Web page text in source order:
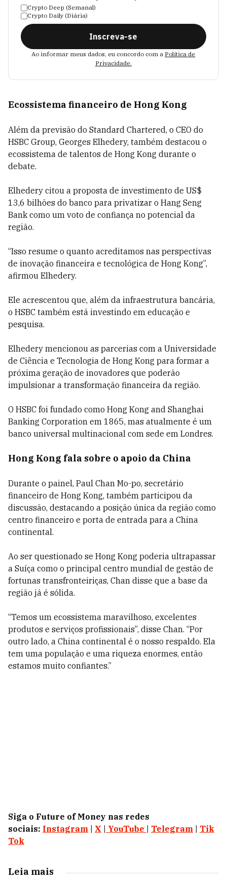
Crypto Deep (Semanal)
Crypto Daily (Diária)
Inscreva-se
Ao informar meus dados, eu concordo com a Política de
Privacidade.
Ecossistema financeiro de Hong Kong
Além da previsão do Standard Chartered, o CEO do
HSBC Group, Georges Elhedery, também destacou o
ecossistema de talentos de Hong Kong durante o
debate.
Elhedery citou a proposta de investimento de US$
13,6 bilhões do banco para privatizar o Hang Seng
Bank como um voto de confiança no potencial da
região.
“Isso resume o quanto acreditamos nas perspectivas
de inovação financeira e tecnológica de Hong Kong”,
afirmou Elhedery.
Ele acrescentou que, além da infraestrutura bancária,
o HSBC também está investindo em educação e
pesquisa.
Elhedery mencionou as parcerias com a Universidade
de Ciência e Tecnologia de Hong Kong para formar a
próxima geração de inovadores que poderão
impulsionar a transformação financeira da região.
O HSBC foi fundado como Hong Kong and Shanghai
Banking Corporation em 1865, mas atualmente é um
banco universal multinacional com sede em Londres.
Hong Kong fala sobre o apoio da China
Durante o painel, Paul Chan Mo-po, secretário
financeiro de Hong Kong, também participou da
discussão, destacando a posição única da região como
centro financeiro e porta de entrada para a China
continental.
Ao ser questionado se Hong Kong poderia ultrapassar
a Suíça como o principal centro mundial de gestão de
fortunas transfronteiriças, Chan disse que a base da
região já é sólida.
“Temos um ecossistema maravilhoso, excelentes
produtos e serviços profissionais”, disse Chan. “Por
outro lado, a China continental é o nosso respaldo. Ela
tem uma população e uma riqueza enormes, então
estamos muito confiantes.”
Siga o Future of Money nas redes
sociais: Instagram X YouTube Telegram
Tik
Tok
Leia mais